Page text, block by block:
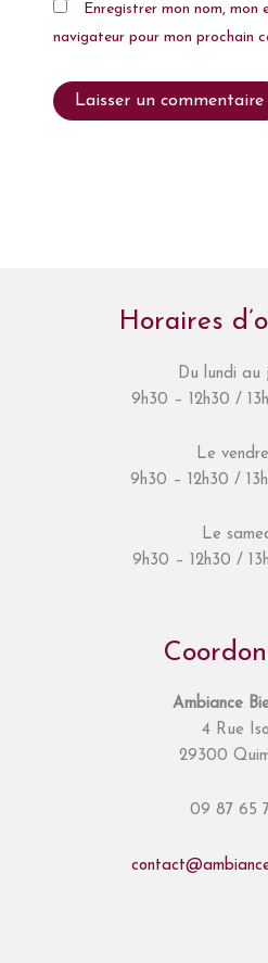
Enregistrer mon nom, mon
navigateur pour mon prochain
Horaires
Du lundi au
9h30 – 12h30 /
Le
9h30 – 12h30 /
Le
9h30 – 12h30 /
Ambiance
4 Rue
29300
09 87 65